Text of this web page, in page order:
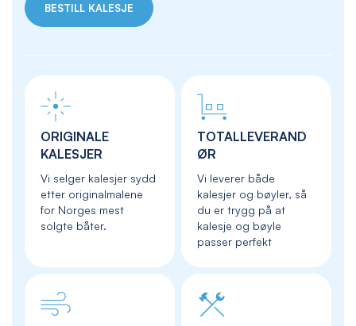
BESTILL KALESJE
ORIGINALE
KALESJER
Vi selger kalesjer sydd
etter originalmalene
for Norges mest
solgte båter.
TOTALLEVERAND
ØR
Vi leverer både
kalesjer og bøyler, så
du er trygg på at
kalesje og bøyle
passer perfekt